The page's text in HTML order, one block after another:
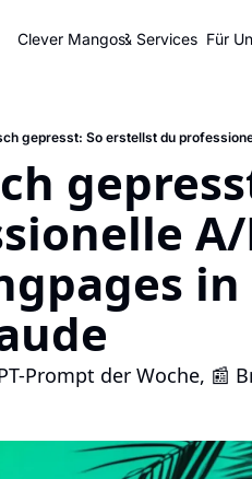
Clever Mangos
Home Produkte & Services Für
gepresst: So erstellst du
Prompt der Woche, 📰